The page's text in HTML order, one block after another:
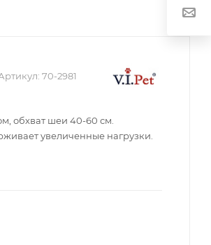
70-2981
обхват шеи 40-60 см.
увеличенные нагрузки.